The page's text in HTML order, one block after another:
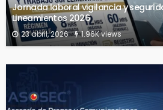
Jornada laboral vigilancia y
Lineamientos 2026
23 abril, 2026 1.96K views